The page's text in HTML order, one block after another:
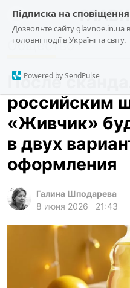
Підписка на сповіщення
Дозвольте сайту glavnoe.in.ua
головні події в Україні та світу.
Powered by SendPulse
новости
о проекте
Общество
После
российским
«Живчик»
в двух
оформления
Галина Шподарева
8 июня 2026
21:43